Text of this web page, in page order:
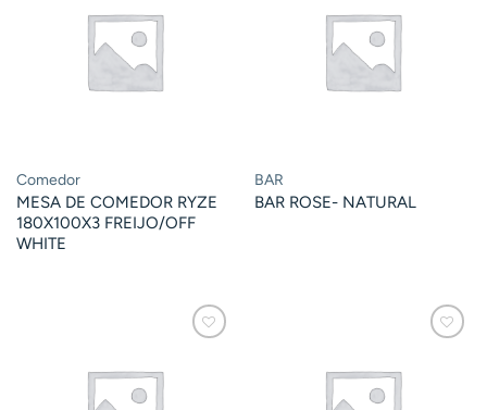
Comedor
MESA DE COMEDOR RYZE
180X100X3 FREIJO/OFF
WHITE
BAR
BAR ROSE- NATURAL